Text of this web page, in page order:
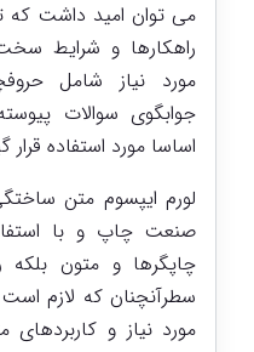
می توان امید داشت که
راهکارها و شرایط
مورد نیاز شامل
جوابگوی سوالات
اساسا مورد استفاده قرار
لورم ایپسوم متن
صنعت چاپ و با
چاپگرها و متون
سطرآنچنان که لازم
مورد نیاز و کاربردهای